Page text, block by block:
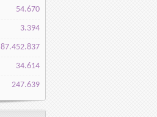
54.670
3.394
87.452.837
34.614
247.639